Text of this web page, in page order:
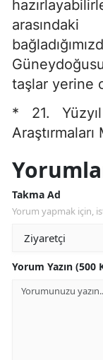
taşlar yerine
* 21.
Araştırmaları
Takma Ad
Yorum yapmak için,
Yorum Yazın (500